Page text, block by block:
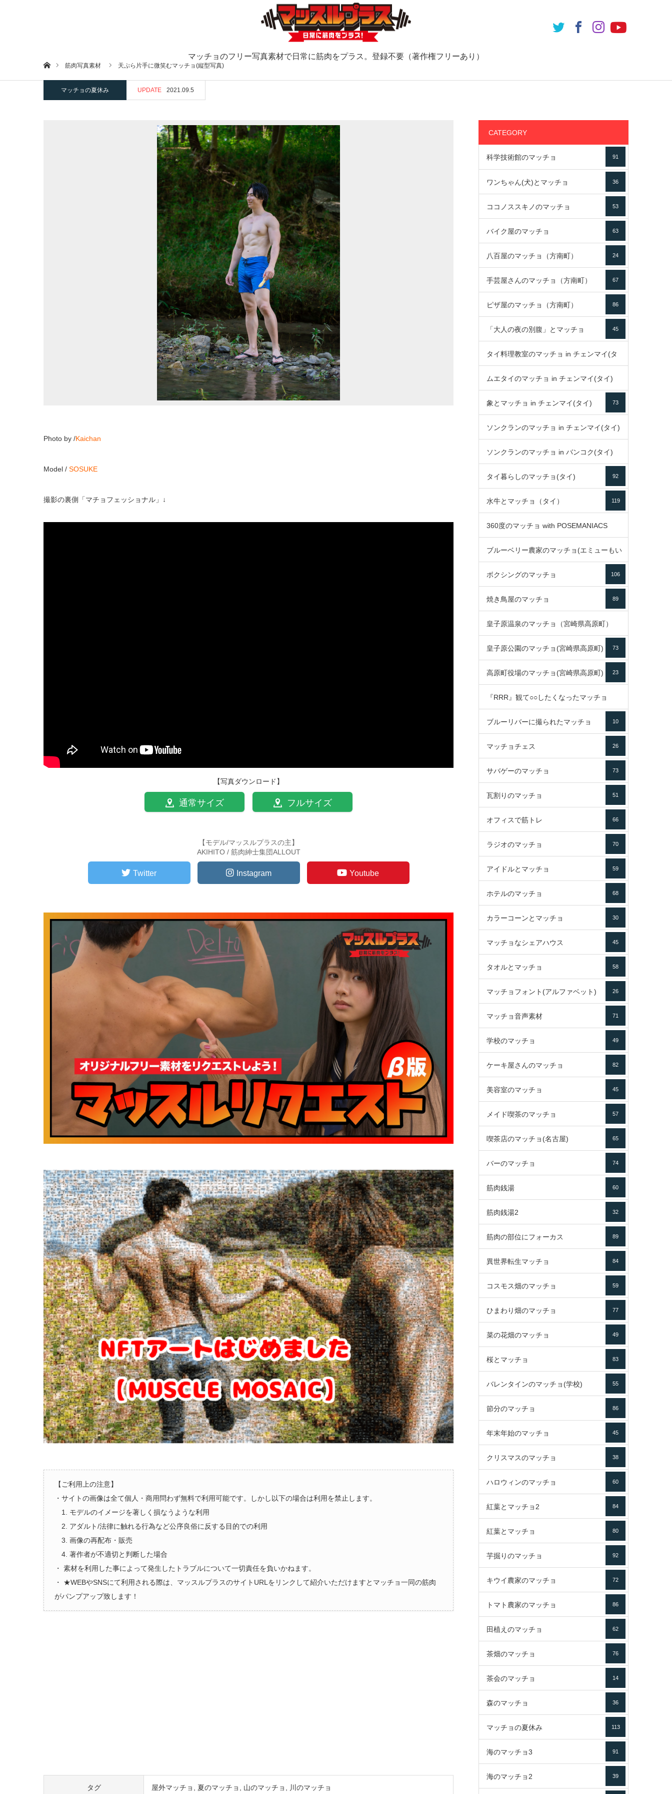
マッチョのフリー写真素材で日常に筋肉をプラス。登録不要（著作権フリーあり）
ホーム筋肉写真素材 天ぷら片手に微笑むマッチョ(縦型写真)
マッチョの夏休み UPDATE 2021.09.5
Photo by /Kaichan
Model / SOSUKE
撮影の裏側「マチョフェッショナル」↓
【写真ダウンロード】
通常サイズ フルサイズ
【モデル/マッスルプラスの主】
AKIHITO / 筋肉紳士集団ALLOUT
Twitter Instagram Youtube
【ご利用上の注意】
・サイトの画像は全て個人・商用問わず無料で利用可能です。しかし以下の場合は利用を禁止します。
1. モデルのイメージを著しく損なうような利用
2. アダルト/法律に触れる行為など公序良俗に反する目的での利用
3. 画像の再配布・販売
4. 著作者が不適切と判断した場合
・ 素材を利用した事によって発生したトラブルについて一切責任を負いかねます。
・ ★WEBやSNSにて利用される際は、マッスルプラスのサイトURLをリンクして紹介いただけますとマッチョ一同の筋肉
がパンプアップ致します！
タグ 屋外マッチョ 夏のマッチョ 山のマッチョ 川のマッチョ
CATEGORY
科学技術館のマッチョ 91
ワンちゃん(犬)とマッチョ 36
ココノススキノのマッチョ 53
バイク屋のマッチョ 63
八百屋のマッチョ（方南町） 24
手芸屋さんのマッチョ（方南町） 67
ピザ屋のマッチョ（方南町） 86
「大人の夜の別腹」とマッチョ 45
タイ料理教室のマッチョ in チェンマイ(タ
イ)
ムエタイのマッチョ in チェンマイ(タイ)
79
象とマッチョ in チェンマイ(タイ) 73
ソンクランのマッチョ in チェンマイ(タイ)
ソンクランのマッチョ in バンコク(タイ)
85
タイ暮らしのマッチョ(タイ) 92
水牛とマッチョ（タイ） 119
360度のマッチョ with POSEMANIACS
49
ブルーベリー農家のマッチョ(エミューもい
るよ) 72
ボクシングのマッチョ 106
焼き鳥屋のマッチョ 89
皇子原温泉のマッチョ（宮崎県高原町）
133
皇子原公園のマッチョ(宮崎県高原町) 73
高原町役場のマッチョ(宮崎県高原町) 23
『RRR』観て○○したくなったマッチョ
16
ブルーリバーに撮られたマッチョ 10
マッチョチェス 26
サバゲーのマッチョ 73
瓦割りのマッチョ 51
オフィスで筋トレ 66
ラジオのマッチョ 70
アイドルとマッチョ 59
ホテルのマッチョ 68
カラーコーンとマッチョ 30
マッチョなシェアハウス 45
タオルとマッチョ 58
マッチョフォント(アルファベット) 26
マッチョ音声素材 71
学校のマッチョ 49
ケーキ屋さんのマッチョ 82
美容室のマッチョ 45
メイド喫茶のマッチョ 57
喫茶店のマッチョ(名古屋) 65
バーのマッチョ 74
筋肉銭湯 60
筋肉銭湯2 32
筋肉の部位にフォーカス 89
異世界転生マッチョ 84
コスモス畑のマッチョ 59
ひまわり畑のマッチョ 77
菜の花畑のマッチョ 49
桜とマッチョ 83
バレンタインのマッチョ(学校) 55
節分のマッチョ 86
年末年始のマッチョ 45
クリスマスのマッチョ 38
ハロウィンのマッチョ 60
紅葉とマッチョ2 84
紅葉とマッチョ 80
芋掘りのマッチョ 92
キウイ農家のマッチョ 72
トマト農家のマッチョ 86
田植えのマッチョ 62
茶畑のマッチョ 76
茶会のマッチョ 14
森のマッチョ 36
マッチョの夏休み 113
海のマッチョ3 91
海のマッチョ2 39